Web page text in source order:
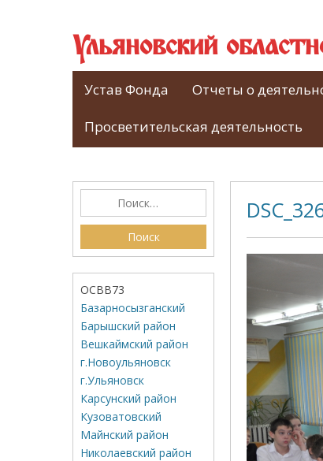
Ульяновский
Устав Фонда Отчеты о
Просветительская деятельность
ОСВВ73
Базарносызганский
Барышский район
Вешкаймский район
г.Новоульяновск
г.Ульяновск
Карсунский район
Кузоватовский
Майнский район
Николаевский район